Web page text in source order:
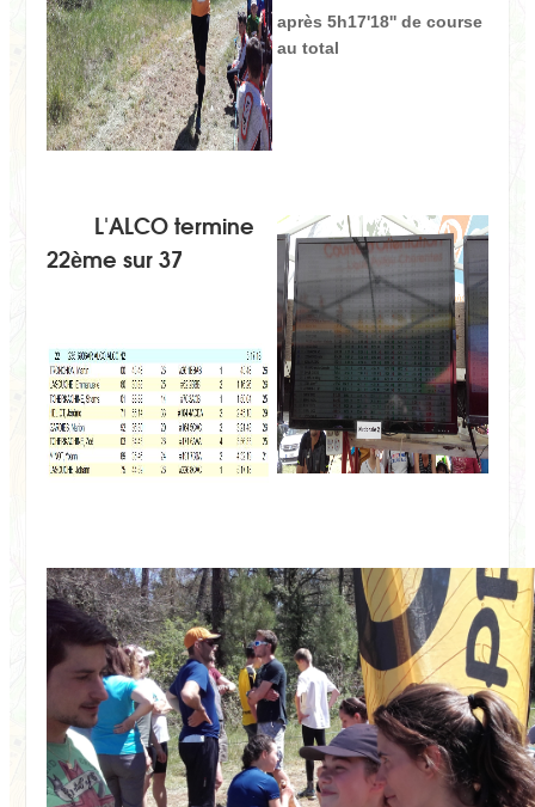
après 5h17'18'' de course
au total
L'ALCO termine
22ème sur 37